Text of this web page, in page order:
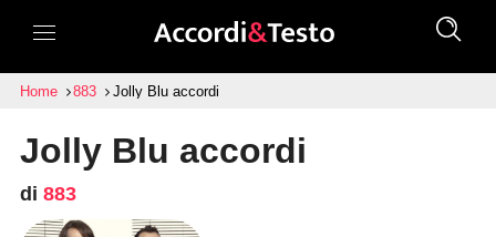
Home 883 Jolly Blu accordi
Jolly Blu accordi
di 883